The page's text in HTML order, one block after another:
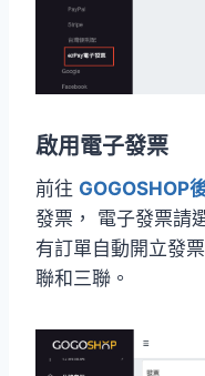
啟用電子發票
前往 GOGOSHOP
發票， 電子發票請
有訂單自動開立發
聯和三聯。